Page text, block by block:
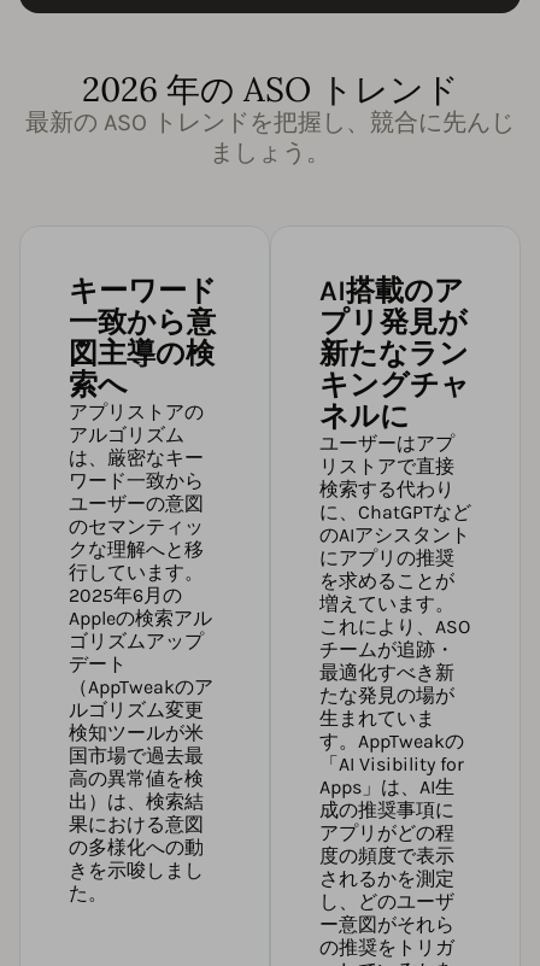
2026 年の ASO トレンド
最新の ASO トレンドを把握し、競合に先んじ
ましょう。
キーワード
一致から意
図主導の検
索へ
アプリストアの
アルゴリズム
は、厳密なキー
ワード一致から
ユーザーの意図
のセマンティッ
クな理解へと移
行しています。
2025年6月の
Appleの検索アル
ゴリズムアップ
デート
（AppTweakのア
ルゴリズム変更
検知ツールが米
国市場で過去最
高の異常値を検
出）は、検索結
果における意図
の多様化への動
きを示唆しまし
た。
AI搭載のア
プリ発見が
新たなラン
キングチャ
ネルに
ユーザーはアプ
リストアで直接
検索する代わり
に、ChatGPTなど
のAIアシスタント
にアプリの推奨
を求めることが
増えています。
これにより、ASO
チームが追跡・
最適化すべき新
たな発見の場が
生まれていま
す。 AppTweakの
「AI Visibility for
Apps」 は、AI生
成の推奨事項に
アプリがどの程
度の頻度で表示
されるかを測定
し、どのユーザ
ー意図がそれら
の推奨をトリガ